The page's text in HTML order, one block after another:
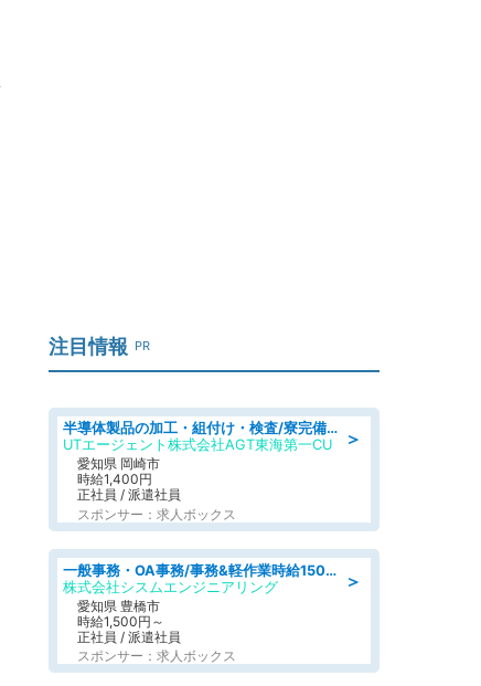
注目情報 PR
＞
半導体製品の加工・組付け・検査/寮完備/日勤/日払い/工場・製造
UTエージェント株式会社AGT東海第一CU
愛知県 岡崎市
時給1,400円
正社員 / 派遣社員
スポンサー：求人ボックス
＞
一般事務・OA事務/事務&軽作業時給1500円土日祝休み各種社保完備
株式会社シスムエンジニアリング
愛知県 豊橋市
時給1,500円～
正社員 / 派遣社員
スポンサー：求人ボックス